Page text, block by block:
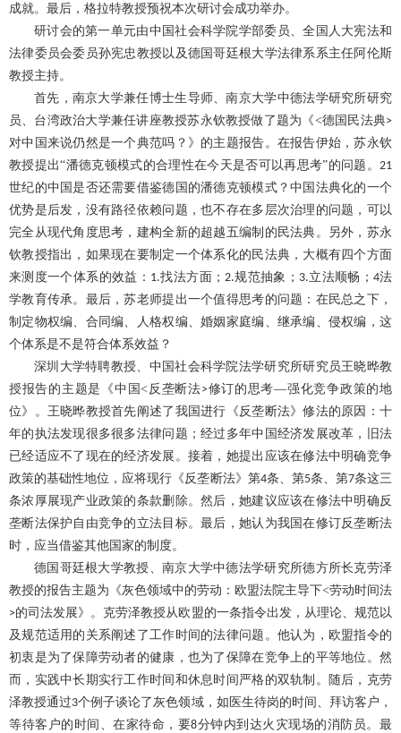
成就。最后，格拉特教授预祝本次研讨会成功举办。
研讨会的第一单元由中国社会科学院学部委员、全国人大宪法和
法律委员会委员孙宪忠教授以及德国哥廷根大学法律系系主任阿伦斯
教授主持。
首先，南京大学兼任博士生导师、南京大学中德法学研究所研究
员、台湾政治大学兼任讲座教授苏永钦教授做了题为《<德国民法典>
对中国来说仍然是一个典范吗？》的主题报告。在报告伊始，苏永钦
教授提出“潘德克顿模式的合理性在今天是否可以再思考”的问题。 21
世纪的中国是否还需要借鉴德国的潘德克顿模式？中国法典化的一个
优势是后发，没有路径依赖问题，也不存在多层次治理的问题，可以
完全从现代角度思考，建构全新的超越五编制的民法典。另外，苏永
钦教授指出，如果现在要制定一个体系化的民法典，大概有四个方面
来测度一个体系的效益： 1.找法方面； 2.规范抽象； 3.立法顺畅； 4法
学教育传承。最后，苏老师提出一个值得思考的问题：在民总之下，
制定物权编、合同编、人格权编、婚姻家庭编、继承编、侵权编，这
个体系是不是符合体系效益？
深圳大学特聘教授、中国社会科学院法学研究所研究员王晓晔教
授报告的主题是《中国< 反垄断法>修订的思考—强化竞争政策的地
位》。王晓晔教授首先阐述了我国进行《反垄断法》修法的原因：十
年的执法发现很多很多法律问题；经过多年中国经济发展改革，旧法
已经适应不了现在的经济发展。接着，她提出应该在修法中明确竞争
政策的基础性地位，应将现行《反垄断法》第4条、第5条、第7条这三
条浓厚展现产业政策的条款删除。然后，她建议应该在修法中明确反
垄断法保护自由竞争的立法目标。最后，她认为我国在修订反垄断法
时，应当借鉴其他国家的制度。
德国哥廷根大学教授、南京大学中德法学研究所德方所长克劳泽
教授的报告主题为《灰色领域中的劳动：欧盟法院主导下<劳动时间法
>的司法发展》。克劳泽教授从欧盟的一条指令出发，从理论、规范以
及规范适用的关系阐述了工作时间的法律问题。他认为，欧盟指令的
初衷是为了保障劳动者的健康，也为了保障在竞争上的平等地位。然
而，实践中长期实行工作时间和休息时间严格的双轨制。随后，克劳
泽教授通过3个例子谈论了灰色领域，如医生待岗的时间、拜访客户，
等待客户的时间、在家待命，要8分钟内到达火灾现场的消防员。最